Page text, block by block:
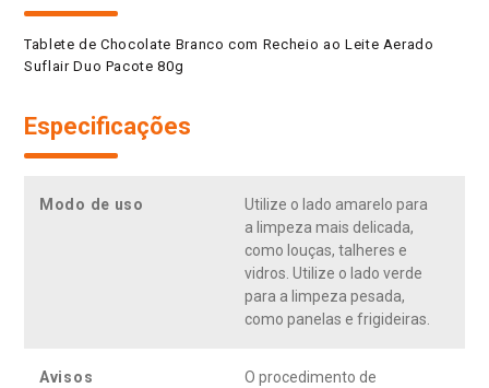
Tablete de Chocolate Branco com Recheio ao Leite Aerado
Suflair Duo Pacote 80g
Especificações
Modo de uso
Utilize o lado amarelo para
a limpeza mais delicada,
como louças, talheres e
vidros. Utilize o lado verde
para a limpeza pesada,
como panelas e frigideiras.
Avisos
O procedimento de